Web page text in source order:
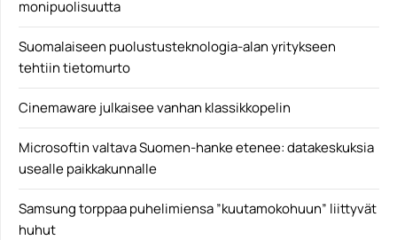
monipuolisuutta
Suomalaiseen puolustusteknologia-alan yritykseen
tehtiin tietomurto
Cinemaware julkaisee vanhan klassikkopelin
Microsoftin valtava Suomen-hanke etenee: datakeskuksia
usealle paikkakunnalle
Samsung torppaa puhelimiensa ”kuutamokohuun” liittyvät
huhut